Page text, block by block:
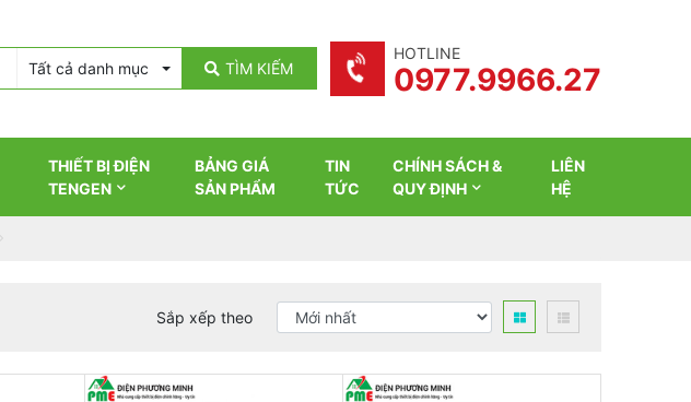
Tất cả danh mục TÌM KIẾM
HOTLINE
0977.9966.27
THIẾT BỊ ĐIỆN
TENGEN
BẢNG GIÁ
SẢN PHẨM
TIN
TỨC
CHÍNH SÁCH &
QUY ĐỊNH
LIÊN
HỆ
Sắp xếp theo